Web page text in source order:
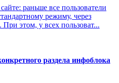
раньше все пользователи
режиму, через
этом, у всех пользоват...
раздела инфоблока